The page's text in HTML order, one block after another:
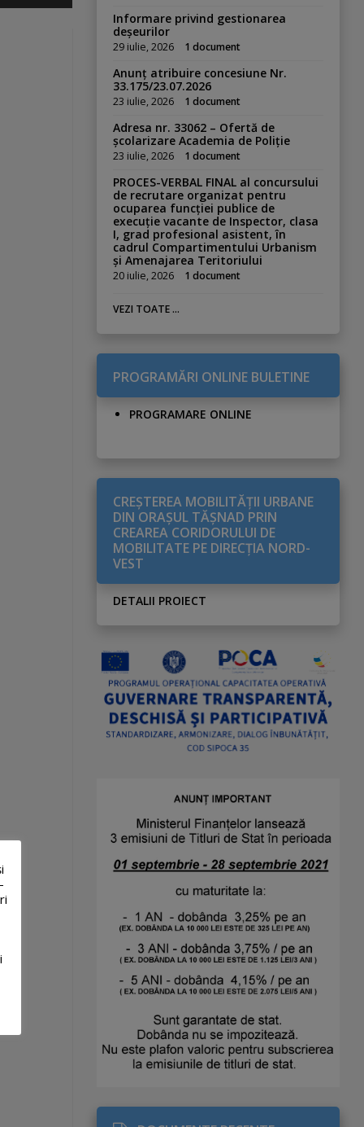
Informare privind gestionarea
deșeurilor
29 iulie, 2026 1 document
Anunț atribuire concesiune Nr.
33.175/23.07.2026
23 iulie, 2026 1 document
Adresa nr. 33062 – Ofertă de
școlarizare Academia de Poliție
23 iulie, 2026 1 document
PROCES-VERBAL FINAL al concursului
de recrutare organizat pentru
ocuparea funcției publice de
execuție vacante de Inspector, clasa
I, grad profesional asistent, în
cadrul Compartimentului Urbanism
și Amenajarea Teritoriului
20 iulie, 2026 1 document
VEZI TOATE ...
PROGRAMĂRI ONLINE BULETINE
PROGRAMARE ONLINE
CREŞTEREA MOBILITĂŢII URBANE
DIN ORAŞUL TĂŞNAD PRIN
CREAREA CORIDORULUI DE
MOBILITATE PE DIRECŢIA NORD-
VEST
DETALII PROIECT